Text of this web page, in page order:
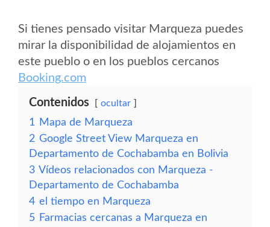
Si tienes pensado visitar Marqueza puedes
mirar la disponibilidad de alojamientos en
este pueblo o en los pueblos cercanos
Booking.com
Contenidos ocultar
1
Mapa de Marqueza
2 Google Street View Marqueza en
Departamento de Cochabamba en Bolivia
3 Vídeos relacionados con Marqueza -
Departamento de Cochabamba
4 el tiempo en Marqueza
5 Farmacias cercanas a Marqueza en